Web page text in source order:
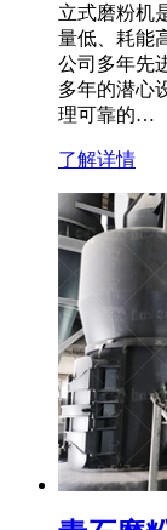
立式磨粉机
量低、耗能
公司多年先
多年的潜心
理可靠的…
了解详情